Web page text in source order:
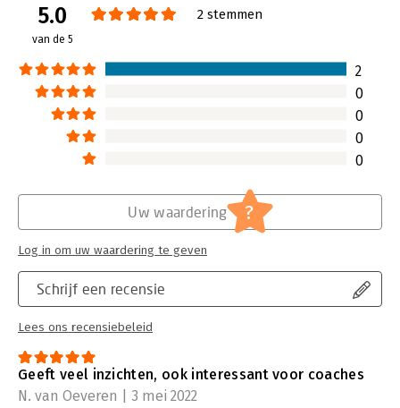
Verschijningsdatum:
30-7-2021
Hoofdrubriek:
5.0
van de 5
2 stemmen
2
0
0
0
0
Schrijf een recensie
Lees ons recensiebeleid
Uw waardering ?
Log in om uw waardering te geven
Geeft veel inzichten, ook interessant voor coaches
N. van Oeveren | 3 mei 2022